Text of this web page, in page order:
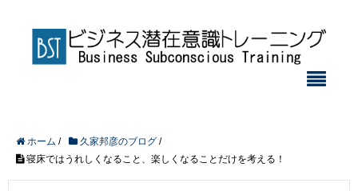
ホーム / 久家邦彦のブログ /
寝床ではうれしくなること、楽しくなることだけを考える！